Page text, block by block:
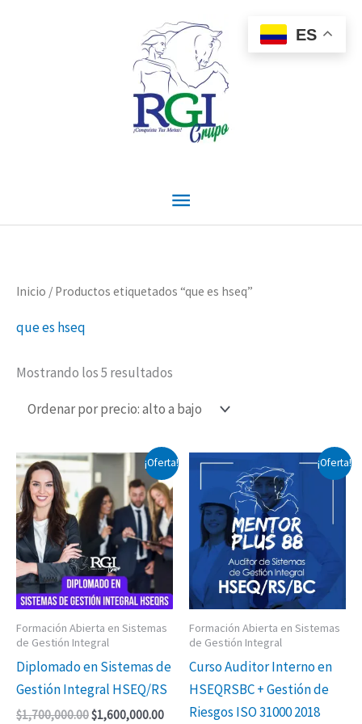
Menú
principal
Inicio / Productos etiquetados “que es hseq”
que es hseq
Mostrando los 5 resultados
Ordenado
por
¡Oferta!
Formación Abierta en Sistemas
de Gestión Integral
Diplomado en Sistemas de
Gestión Integral HSEQ/RS
$1,700,000.00
El
precio
original
era:
$1,700,000.00.
$1,600,000.00
El
precio
actual
es:
$1,600,000.00.
¡Oferta!
Formación Abierta en Sistemas
de Gestión Integral
Curso Auditor Interno en
HSEQRSBC + Gestión de
Riesgos ISO 31000 2018
precio
original
era:
$1,000,000.00.
El
precio
ES